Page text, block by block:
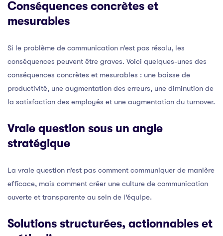
Conséquences concrètes et
mesurables
Si le problème de communication n’est pas résolu, les
conséquences peuvent être graves. Voici quelques-unes des
conséquences concrètes et mesurables : une baisse de
productivité, une augmentation des erreurs, une diminution de
la satisfaction des employés et une augmentation du turnover.
Vraie question sous un angle
stratégique
La vraie question n’est pas comment communiquer de manière
efficace, mais comment créer une culture de communication
ouverte et transparente au sein de l’équipe.
Solutions structurées, actionnables et